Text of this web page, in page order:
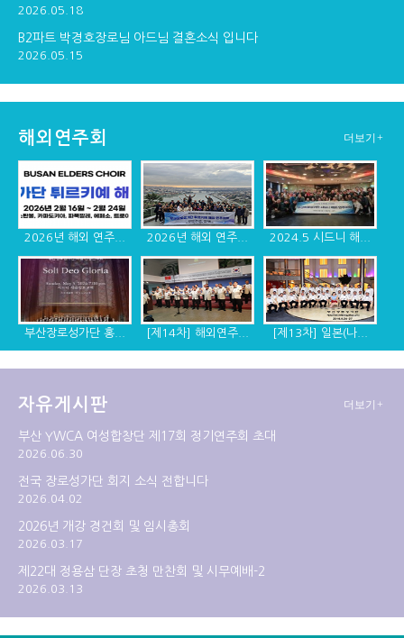
2026.05.18
B2파트 박경호장로님 아드님 결혼소식 입니다
2026.05.15
해외연주회 더보기+
2026년 해외 연주... 2026년 해외 연주... 2024.5 시드니 해...
부산장로성가단 홍... [제14차] 해외연주... [제13차] 일본(나...
[제12차] 2014년 ... [제11차] 미국 디... [제10차] 캐나다, ...
자유게시판 더보기+
부산 YWCA 여성합창단 제17회 정기연주회 초대
2026.06.30
전국 장로성가단 회지 소식 전합니다
2026.04.02
2026년 개강 경건회 및 임시총회
2026.03.17
제22대 정용삼 단장 초청 만찬회 및 시무예배-2
2026.03.13